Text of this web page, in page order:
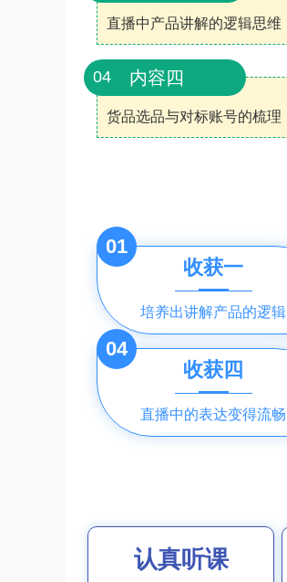
直播中产品讲解的逻辑思维
04 内容四
货品选品与对标账号的梳理
01
收获一
培养出讲解产品的逻辑
04
收获四
直播中的表达变得流畅
认真听课